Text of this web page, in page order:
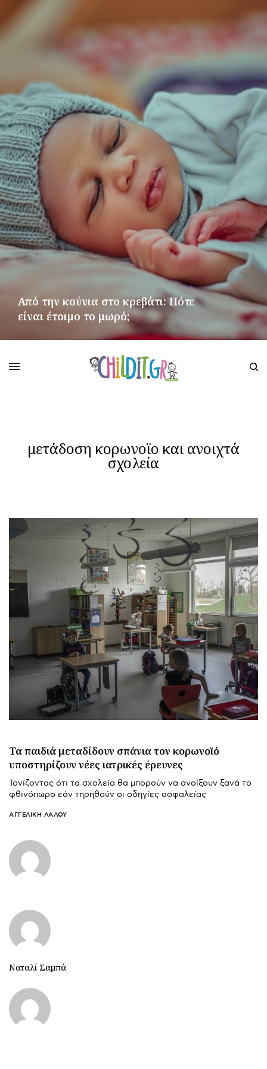
Από την κούνια στο κρεβάτι: Πότε
είναι έτοιμο το μωρό;
μετάδοση κορωνοϊο και ανοιχτά
σχολεία
Τα παιδιά μεταδίδουν σπάνια τον κορωνοϊό
υποστηρίζουν νέες ιατρικές έρευνες
Τονίζοντας ότι τα σχολεία θα μπορούν να ανοίξουν ξανά το
φθινόπωρο εάν τηρηθούν οι οδηγίες ασφαλείας
ΑΓΓΕΛΙΚΉ ΛΆΛΟΥ
Ναταλί Σαμπά